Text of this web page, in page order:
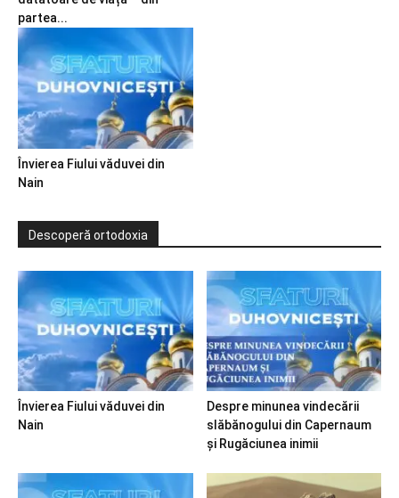
partea...
Învierea Fiului văduvei din
Nain
Descoperă ortodoxia
Învierea Fiului văduvei din
Nain
Despre minunea vindecării
slăbănogului din Capernaum
și Rugăciunea inimii